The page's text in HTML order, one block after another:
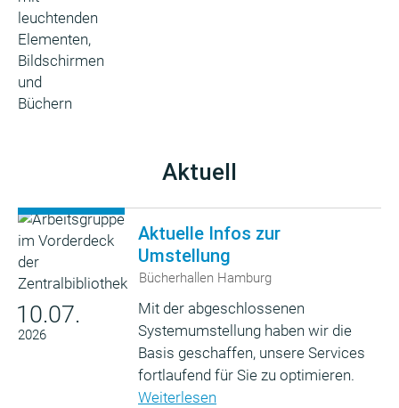
Aktuell
10.07.
2026
Aktuelle Infos zur
Umstellung
Bücherhallen Hamburg
Mit der abgeschlossenen
Systemumstellung haben wir die
Basis geschaffen, unsere Services
fortlaufend für Sie zu optimieren.
Weiterlesen